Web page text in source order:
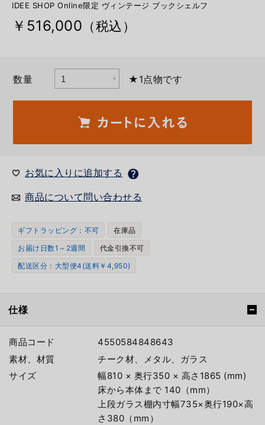
IDEE SHOP Online限定 ヴィンテージ ブックシェルフ
￥516,000 （税込）
数量 ★1点物です
お気に入りに追加する
商品について問い合わせる
ギフトラッピング：不可
在庫品
お届け日数1～2週間
代金引換不可
配送区分：大型便4(送料￥4,950)
仕様
商品コード
4550584848643
素材、材質
チーク材、メタル、ガラス
サイズ
幅810 × 奥行350 × 高さ1865 (mm)
床から本体まで 140（mm）
上段ガラス棚内寸幅735×奥行190×高
さ380（mm）